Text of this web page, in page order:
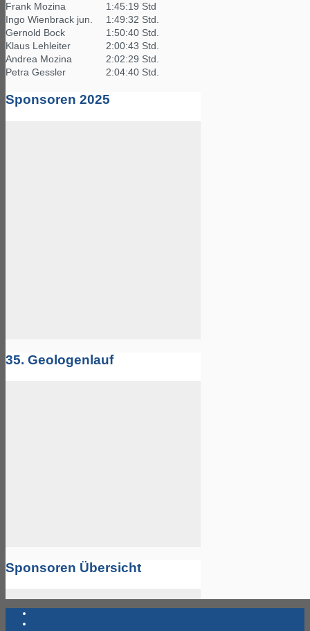
Frank Mozina
1:45:19 Std
Ingo Wienbrack jun.
1:49:32 Std.
Gernold Bock
1:50:40 Std.
Klaus Lehleiter
2:00:43 Std.
Andrea Mozina
2:02:29 Std.
Petra Gessler
2:04:40 Std.
Sponsoren 2025
35. Geologenlauf
Sponsoren Übersicht